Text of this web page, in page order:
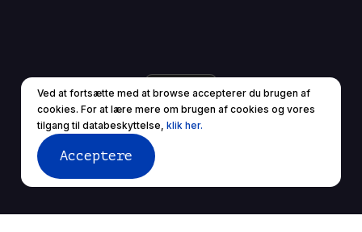
Ved at fortsætte med at browse accepterer du brugen af ​​
cookies. For at lære mere om brugen af ​​cookies og vores
tilgang til databeskyttelse, klik her.
Acceptere
© 2025 Alle rettigheder forbeholdes.
ServicevilkårPrivatlivspolitik